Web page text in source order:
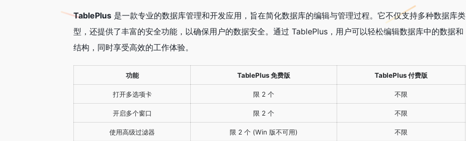
TablePlus 是一款专业的数据库管理和开发应用，旨在简化数据库的编辑与管理过程。它不仅支持多种数据库类
型，还提供了丰富的安全功能，以确保用户的数据安全。通过 TablePlus，用户可以轻松编辑数据库中的数据和
结构，同时享受高效的工作体验。
功能 TablePlus 免费版 TablePlus 付费版
打开多选项卡 限 2 个 不限
开启多个窗口 限 2 个 不限
使用高级过滤器 限 2 个 (Win 版不可用) 不限